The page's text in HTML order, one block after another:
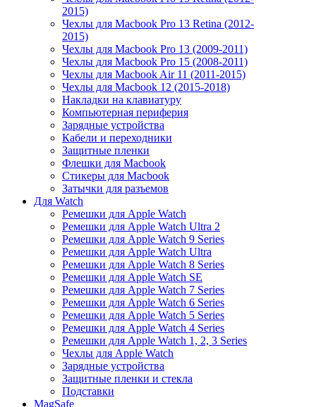
2015)
Чехлы для Macbook Pro 13 Retina (2012-
2015)
Чехлы для Macbook Pro 13 (2009-2011)
Чехлы для Macbook Pro 15 (2008-2011)
Чехлы для Macbook Air 11 (2011-2015)
Чехлы для Macbook 12 (2015-2018)
Накладки на клавиатуру
Компьютерная периферия
Зарядные устройства
Кабели и переходники
Защитные пленки
Флешки для Macbook
Стикеры для Macbook
Затычки для разъемов
Для Watch
Ремешки для Apple Watch
Ремешки для Apple Watch Ultra 2
Ремешки для Apple Watch 9 Series
Ремешки для Apple Watch Ultra
Ремешки для Apple Watch 8 Series
Ремешки для Apple Watch SE
Ремешки для Apple Watch 7 Series
Ремешки для Apple Watch 6 Series
Ремешки для Apple Watch 5 Series
Ремешки для Apple Watch 4 Series
Ремешки для Apple Watch 1, 2, 3 Series
Чехлы для Apple Watch
Зарядные устройства
Защитные пленки и стекла
Подставки
MagSafe